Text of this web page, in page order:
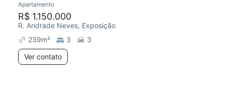
Redecorar
Apartamento
R$ 1.150.000
R. Andrade Neves, Exposição
239m² 3
3
Ver contato